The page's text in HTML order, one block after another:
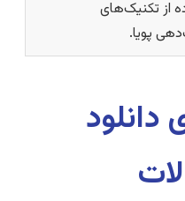
از تکنیک‌های
پویا.
دانلود